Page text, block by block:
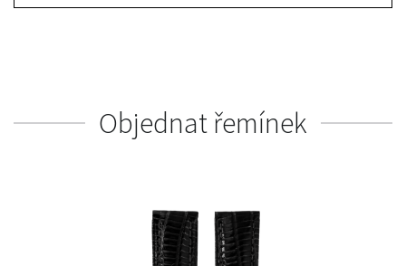
Objednat řemínek